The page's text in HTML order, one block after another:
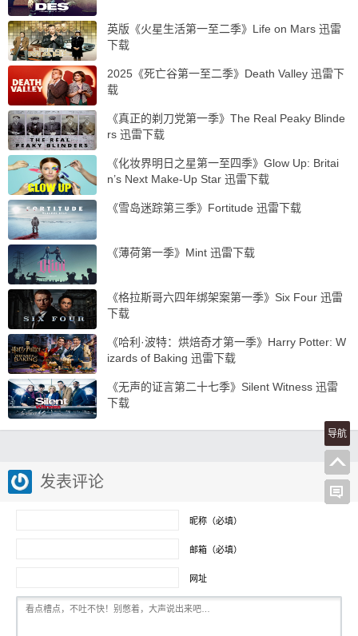
英版《火星生活第一至二季》Life on Mars 迅雷
下载
2025《死亡谷第一至二季》Death Valley 迅雷下
载
《真正的剃刀党第一季》The Real Peaky Blinde
rs 迅雷下载
《化妆界明日之星第一至四季》Glow Up: Britai
n’s Next Make-Up Star 迅雷下载
《雪岛迷踪第三季》Fortitude 迅雷下载
《薄荷第一季》Mint 迅雷下载
《格拉斯哥六四年绑架案第一季》Six Four 迅雷
下载
《哈利·波特：烘焙奇才第一季》Harry Potter: W
izards of Baking 迅雷下载
《无声的证言第二十七季》Silent Witness 迅雷
下载
发表评论
昵称（必填）
邮箱（必填）
网址
导航